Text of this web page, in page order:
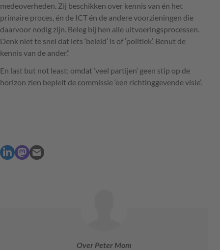
medeoverheden. Zij beschikken over kennis van én het
primaire proces, én de ICT én de andere voorzieningen die
daarvoor nodig zijn. Beleg bij hen alle uitvoeringsprocessen.
Denk niet te snel dat iets ‘beleid’ is of ‘politiek’. Benut de
kennis van de ander.”
En last but not least: omdat ‘veel partijen’ geen stip op de
horizon zien bepleit de commissie ‘een richtinggevende visie’.
Over Peter Mom